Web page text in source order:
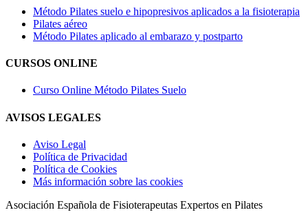
Método Pilates suelo e hipopresivos aplicados a la fisioterapia
Pilates aéreo
Método Pilates aplicado al embarazo y postparto
CURSOS ONLINE
Curso Online Método Pilates Suelo
AVISOS LEGALES
Aviso Legal
Política de Privacidad
Política de Cookies
Más información sobre las cookies
Asociación Española de Fisioterapeutas Expertos en Pilates